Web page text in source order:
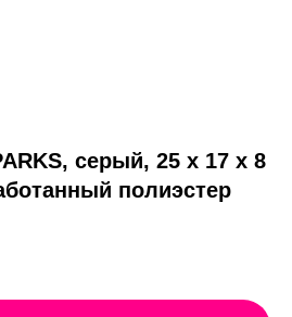
серый, 25 x 17 x 8
полиэстер